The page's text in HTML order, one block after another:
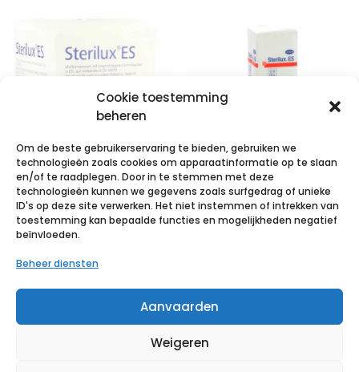
Cookie toestemming
beheren
Om de beste gebruikerservaring te bieden, gebruiken we
technologieën zoals cookies om apparaatinformatie op te slaan
en/of te raadplegen. Door in te stemmen met deze
technologieën kunnen we gegevens zoals surfgedrag of unieke
ID's op deze site verwerken. Het niet instemmen of intrekken van
toestemming kan bepaalde functies en mogelijkheden negatief
beïnvloeden.
Beheer diensten
Aanvaarden
Weigeren
STERILUX ES
10x10cm 8l.nst.
100 p/s
Voeg toe aan verlanglijst
STERILUX ES
5x5cm 12l.nst.
Voeg toe aan verlanglijst